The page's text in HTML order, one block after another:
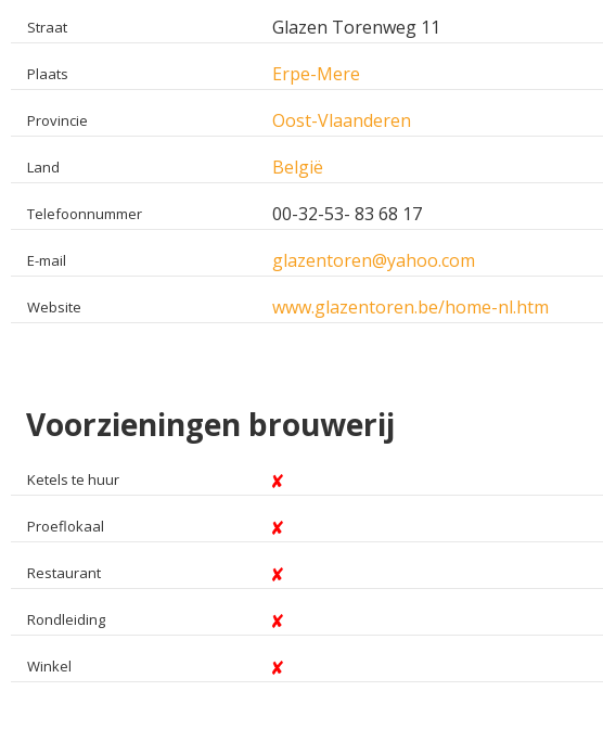
Straat Glazen Torenweg 11
Plaats Erpe-Mere
Provincie Oost-Vlaanderen
Land België
Telefoonnummer 00-32-53- 83 68 17
E-mail glazentoren@yahoo.com
Website www.glazentoren.be/home-nl.htm
Voorzieningen brouwerij
Ketels te huur
Proeflokaal
Restaurant
Rondleiding
Winkel